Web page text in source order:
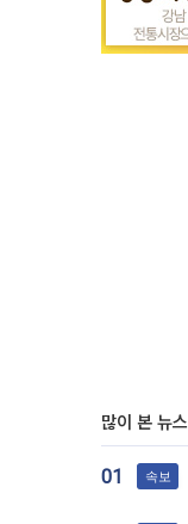
많이 본 뉴스
01 속보